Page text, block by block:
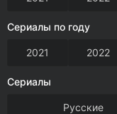
Сериалы по году
2021 2022
Сериалы
Русские